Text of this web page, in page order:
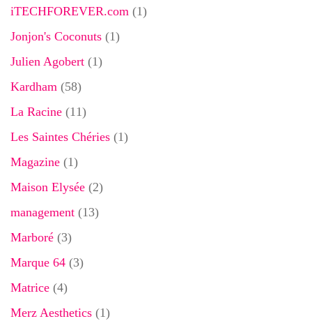
iTECHFOREVER.com (1)
Jonjon's Coconuts (1)
Julien Agobert (1)
Kardham (58)
La Racine (11)
Les Saintes Chéries (1)
Magazine (1)
Maison Elysée (2)
management (13)
Marboré (3)
Marque 64 (3)
Matrice (4)
Merz Aesthetics (1)